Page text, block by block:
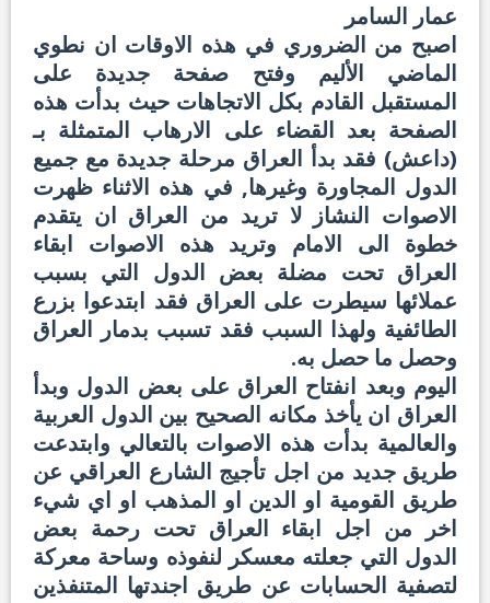
عمار السامر
اصبح من الضروري في هذه الاوقات ان نطوي
الماضي الأليم وفتح صفحة جديدة على
المستقبل القادم بكل الاتجاهات حيث بدأت هذه
الصفحة بعد القضاء على الارهاب المتمثلة بـ
(داعش) فقد بدأ العراق مرحلة جديدة مع جميع
الدول المجاورة وغيرها, في هذه الاثناء ظهرت
الاصوات النشاز لا تريد من العراق ان يتقدم
خطوة الى الامام وتريد هذه الاصوات ابقاء
العراق تحت مضلة بعض الدول التي بسبب
عملائها سيطرت على العراق فقد ابتدعوا بزرع
الطائفية ولهذا السبب فقد تسبب بدمار العراق
وحصل ما حصل به.
اليوم وبعد انفتاح العراق على بعض الدول وبدأ
العراق ان يأخذ مكانه الصحيح بين الدول العربية
والعالمية بدأت هذه الاصوات بالتعالي وابتدعت
طريق جديد من اجل تأجيج الشارع العراقي عن
طريق القومية او الدين او المذهب او اي شيء
اخر من اجل ابقاء العراق تحت رحمة بعض
الدول التي جعلته معسكر لنفوذه وساحة معركة
لتصفية الحسابات عن طريق اجندتها المتنفذين